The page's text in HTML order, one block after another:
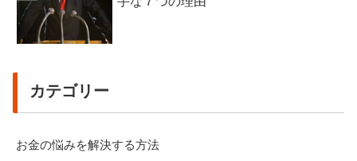
カテゴリー
お金の悩みを解決する方法